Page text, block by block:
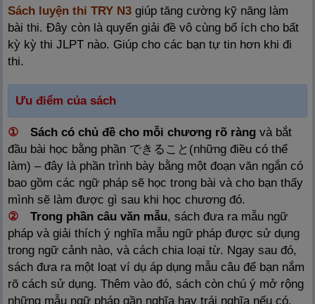
Sách luyện thi TRY N3 giúp tăng cường kỹ năng làm
bài thi. Đây còn là quyển giải đề vô cùng bổ ích cho bất
kỳ kỳ thi JLPT nào. Giúp cho các bạn tự tin hơn khi đi
thi.
Ưu điểm của sách
① Sách có chủ đề cho mỗi chương rõ ràng và bắt
đầu bài học bằng phần できること(những điều có thể
làm) – đây là phần trình bày bằng một đoạn văn ngắn có
bao gồm các ngữ pháp sẽ học trong bài và cho bạn thấy
mình sẽ làm được gì sau khi học chương đó.
②Trong phần câu văn mẫu, sách đưa ra mẫu ngữ
pháp và giải thích ý nghĩa mẫu ngữ pháp được sử dụng
trong ngữ cảnh nào, và cách chia loại từ. Ngay sau đó,
sách đưa ra một loạt ví dụ áp dụng mẫu câu để bạn nắm
rõ cách sử dụng. Thêm vào đó, sách còn chú ý mở rộng
những mẫu ngữ pháp gần nghĩa hay trái nghĩa nếu có,